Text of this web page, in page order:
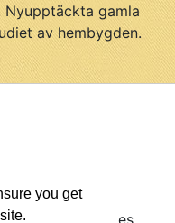
you get
Nyupptäckta gamla
av hembygden.